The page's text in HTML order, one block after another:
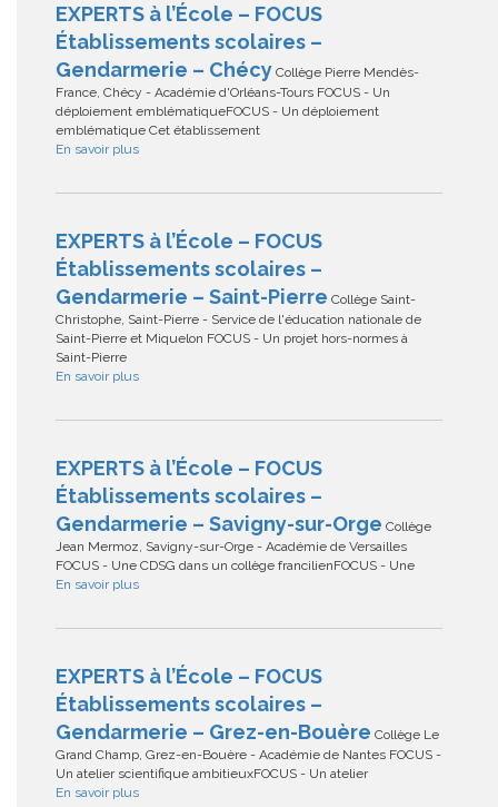
EXPERTS à l’École – FOCUS
Établissements scolaires –
Gendarmerie – Chécy Collège Pierre Mendès-
France, Chécy - Académie d'Orléans-Tours FOCUS - Un
déploiement emblématiqueFOCUS - Un déploiement
emblématique Cet établissement
En savoir plus
EXPERTS à l’École – FOCUS
Établissements scolaires –
Gendarmerie – Saint-Pierre Collège Saint-
Christophe, Saint-Pierre - Service de l'éducation nationale de
Saint-Pierre et Miquelon FOCUS - Un projet hors-normes à
Saint-Pierre
En savoir plus
EXPERTS à l’École – FOCUS
Établissements scolaires –
Gendarmerie – Savigny-sur-Orge Collège
Jean Mermoz, Savigny-sur-Orge - Académie de Versailles
FOCUS - Une CDSG dans un collège francilienFOCUS - Une
En savoir plus
EXPERTS à l’École – FOCUS
Établissements scolaires –
Gendarmerie – Grez-en-Bouère Collège Le
Grand Champ, Grez-en-Bouère - Académie de Nantes FOCUS -
Un atelier scientifique ambitieuxFOCUS - Un atelier
En savoir plus